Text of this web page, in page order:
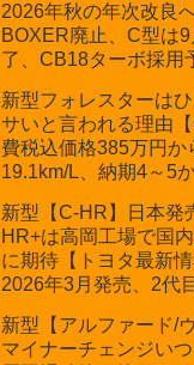
2026年秋の年次改良
BOXER廃止、C型は
了、CB18ターボ採用
新型フォレスターは
サいと言われる理由
費税込価格385万円
19.1km/L、納期4～5
カーオブザイヤーと
も残る注意点
新型【C-HR】日本発
HR+は高岡工場で国
に期待【トヨタ最新
2026年3月発売、2代
新型【アルファード/
マイナーチェンジい